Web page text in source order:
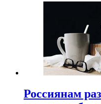
Россиянам